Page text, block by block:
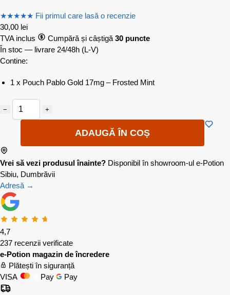
★★★★★ Fii primul care lasă o recenzie
30,00 lei
TVA inclus
Cumpără și câștigă 30 puncte
În stoc — livrare 24/48h (L-V)
Contine:
1 x Pouch Pablo Gold 17mg – Frosted Mint
− +
ADAUGĂ ÎN COȘ
Vrei să vezi produsul înainte? Disponibil în showroom-ul e-Potion
Sibiu, Dumbrăvii
Adresă →
4,7
237 recenzii verificate
e-Potion magazin de încredere
Plătești în siguranță
VISA
Pay Pay